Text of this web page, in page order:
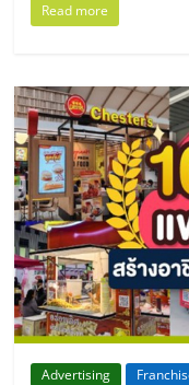
Read more
Advertising